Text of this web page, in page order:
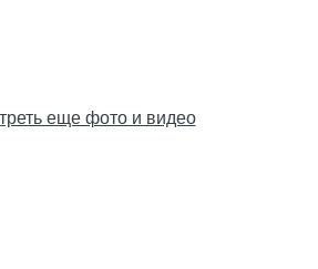
еще фото и видео